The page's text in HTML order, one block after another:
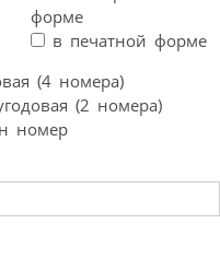
форме
в печатной форме
(4 номера)
(2 номера)
номер